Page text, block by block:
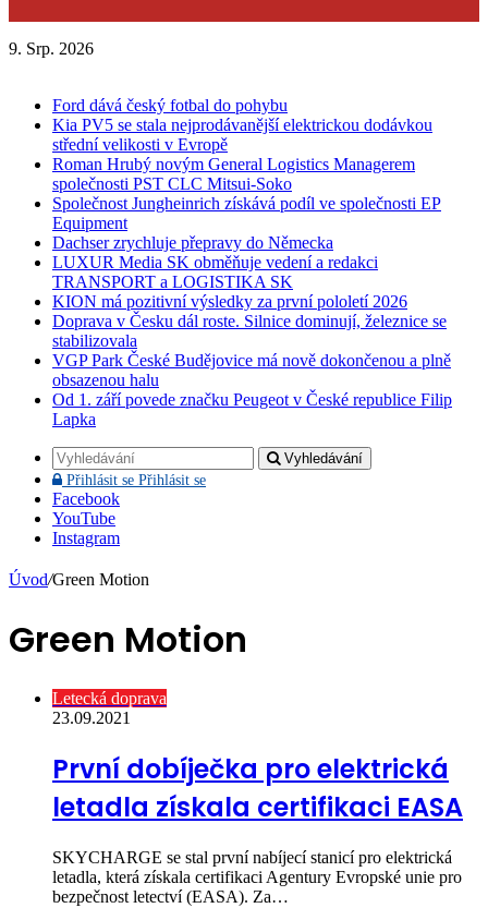
9. Srp. 2026
Ford dává český fotbal do pohybu
Kia PV5 se stala nejprodávanější elektrickou dodávkou
střední velikosti v Evropě
Roman Hrubý novým General Logistics Managerem
společnosti PST CLC Mitsui-Soko
Společnost Jungheinrich získává podíl ve společnosti EP
Equipment
Dachser zrychluje přepravy do Německa
LUXUR Media SK obměňuje vedení a redakci
TRANSPORT a LOGISTIKA SK
KION má pozitivní výsledky za první pololetí 2026
Doprava v Česku dál roste. Silnice dominují, železnice se
stabilizovala
VGP Park České Budějovice má nově dokončenou a plně
obsazenou halu
Od 1. září povede značku Peugeot v České republice Filip
Lapka
Vyhledávání
Přihlásit se Přihlásit se
Facebook
YouTube
Instagram
Úvod/Green Motion
Green Motion
Letecká doprava
23.09.2021
První dobíječka pro elektrická
letadla získala certifikaci EASA
SKYCHARGE se stal první nabíjecí stanicí pro elektrická
letadla, která získala certifikaci Agentury Evropské unie pro
bezpečnost letectví (EASA). Za…